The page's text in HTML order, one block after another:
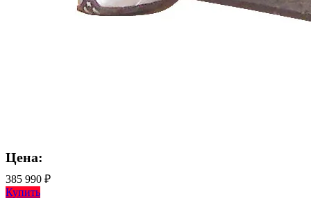
Цена:
385 990 ₽
Купить